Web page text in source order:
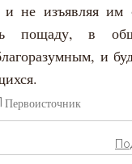
не изъявляя им
пощаду, в
и
Первоисточник